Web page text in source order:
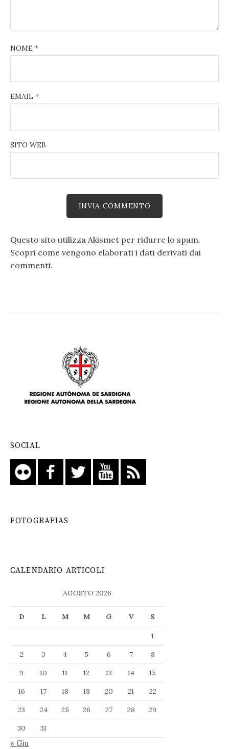
NOME *
EMAIL *
SITO WEB
Questo sito utilizza Akismet per ridurre lo spam.
Scopri come vengono elaborati i dati derivati dai
commenti.
SOCIAL
FOTOGRAFIAS
CALENDARIO ARTICOLI
AGOSTO 2026
D L M M G V S
1
2
3 4 5 6 7
8
9
10 11 12 13 14
15
16
17 18 19 20 21
22
23
24 25 26 27 28
29
30
31
« Giu